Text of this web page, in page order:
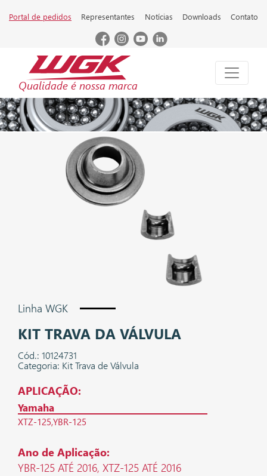
Portal de pedidos Representantes Notícias Downloads Contato
Qualidade é nossa marca
Linha WGK
KIT TRAVA DA VÁLVULA
Cód.: 10124731
Categoria: Kit Trava de Válvula
APLICAÇÃO:
Yamaha
XTZ-125 YBR-125
Ano de Aplicação:
YBR-125 ATÉ 2016, XTZ-125 ATÉ 2016